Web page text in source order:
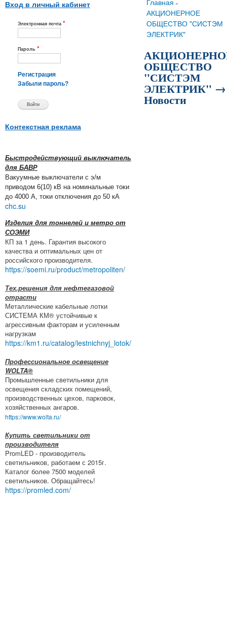
Вход в личный кабинет
Электронная почта *
Пароль *
Регистрация
Забыли пароль?
Контекстная реклама
Быстродействующий выключатель
для БАВР
Вакуумные выключатели с э/м
приводом 6(10) кВ на номинальные токи
до 4000 А, токи отключения до 50 кА
chc.su
Изделия для тоннелей и метро от
СОЭМИ
КП за 1 день. Гарантия высокого
качества и оптимальных цен от
российского производителя.
https://soemi.ru/product/metropoliten/
Тех.решения для нефтегазовой
отрасти
Металлические кабельные лотки
СИСТЕМА КМ® устойчивые к
агрессивным факторам и усиленным
нагрузкам
https://km1.ru/catalog/lestnichnyj_lotok/
Профессиональное освещение
WOLTA®
Промышленные светильники для
освещения складских помещений,
производственных цехов, парковок,
хозяйственных ангаров.
https://www.wolta.ru/
Купить светильники от
производителя
PromLED - производитель
светильников, работаем с 2015г.
Каталог более 7500 моделей
светильников. Обращайтесь!
https://promled.com/
Вы здесь
Главная »
АКЦИОНЕРНОЕ
ОБЩЕСТВО "СИСТЭМ
ЭЛЕКТРИК"
ОБЩЕСТВО
"СИСТЭМ
ЭЛЕКТРИК" →
Новости